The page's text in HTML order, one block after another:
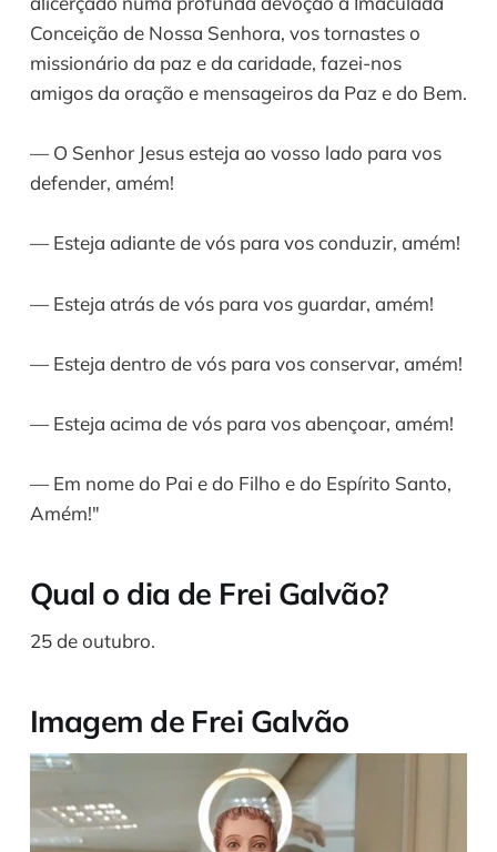
Conceição de Nossa Senhora, vos tornastes o
missionário da paz e da caridade, fazei-nos
amigos da oração e mensageiros da Paz e do Bem.
— O Senhor Jesus esteja ao vosso lado para vos
defender, amém!
— Esteja adiante de vós para vos conduzir, amém!
— Esteja atrás de vós para vos guardar, amém!
— Esteja dentro de vós para vos conservar, amém!
— Esteja acima de vós para vos abençoar, amém!
— Em nome do Pai e do Filho e do Espírito Santo,
Amém!"
Qual o dia de Frei Galvão?
25 de outubro.
Imagem de Frei Galvão